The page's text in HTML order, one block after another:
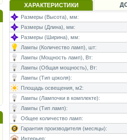
ХАРАКТЕРИСТИКИ
Размеры (Высота), мм:
Размеры (Длина), мм:
Размеры (Ширина), мм:
Лампы (Количество ламп), шт:
Лампы (Мощность ламп), Вт:
Лампы (Общая мощность), Вт:
Лампы (Тип цоколя):
Площадь освещения, м2:
Лампы (Лампочки в комплекте):
Лампы (Тип ламп):
Общее количество ламп:
Гарантия производителя (месяцы):
Интерьер: